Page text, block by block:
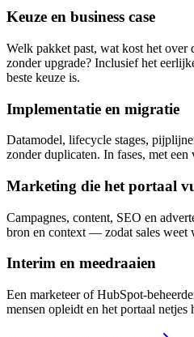
Keuze en business case
Welk pakket past, wat kost het over
zonder upgrade? Inclusief het
beste keuze is.
Implementatie en migratie
Datamodel, lifecycle stages,
zonder duplicaten. In fases, met een
Marketing die het portaal
Campagnes, content, SEO en
bron en context — zodat sales weet
Interim en meedraaien
Een marketeer of HubSpot-
mensen opleidt en het portaal netjes